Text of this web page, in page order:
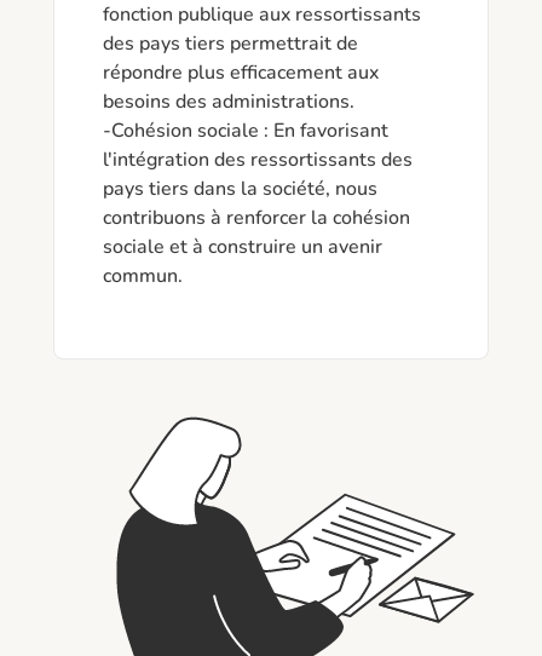
fonction publique aux ressortissants
des pays tiers permettrait de
répondre plus efficacement aux
besoins des administrations.
-Cohésion sociale : En favorisant
l'intégration des ressortissants des
pays tiers dans la société, nous
contribuons à renforcer la cohésion
sociale et à construire un avenir
commun.